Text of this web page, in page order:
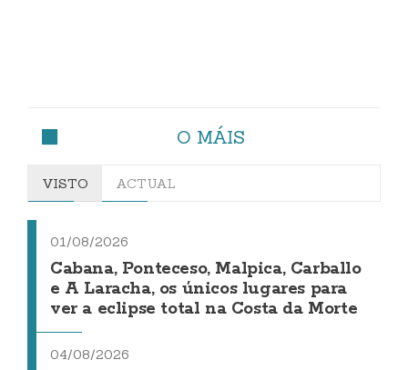
O MÁIS
VISTO ACTUAL
01/08/2026
Cabana, Ponteceso, Malpica, Carballo
e A Laracha, os únicos lugares para
ver a eclipse total na Costa da Morte
04/08/2026